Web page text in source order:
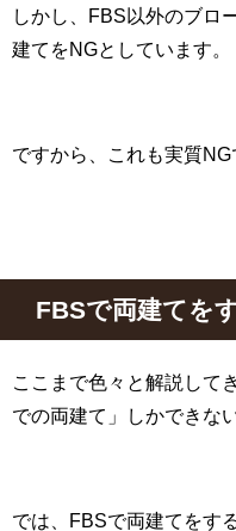
しかし、 FBS 以外のブロ
建てをNGとしています。
ですから、これも実質NG
FBSで両建てを
ここまで色々と解説して
での両建て」しかできな
では、 FBSで両建てをす